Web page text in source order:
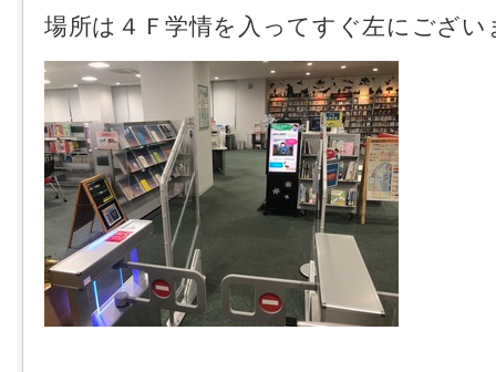
場所は４Ｆ学情を入ってすぐ左にござい